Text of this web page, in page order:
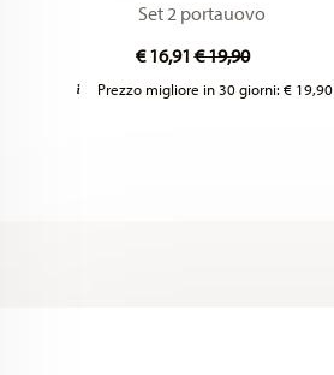
Set 2 portauovo
€ 16,91Price reduced from
€ 19,90to
Prezzo migliore in 30 giorni: € 19,90